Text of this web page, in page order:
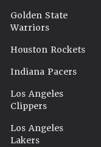
Golden State
Warriors
Houston Rockets
Indiana Pacers
Los Angeles
Clippers
Los Angeles
Lakers